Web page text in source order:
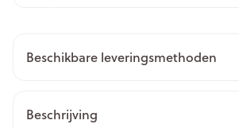
Beschikbare leveringsmethoden
Beschrijving